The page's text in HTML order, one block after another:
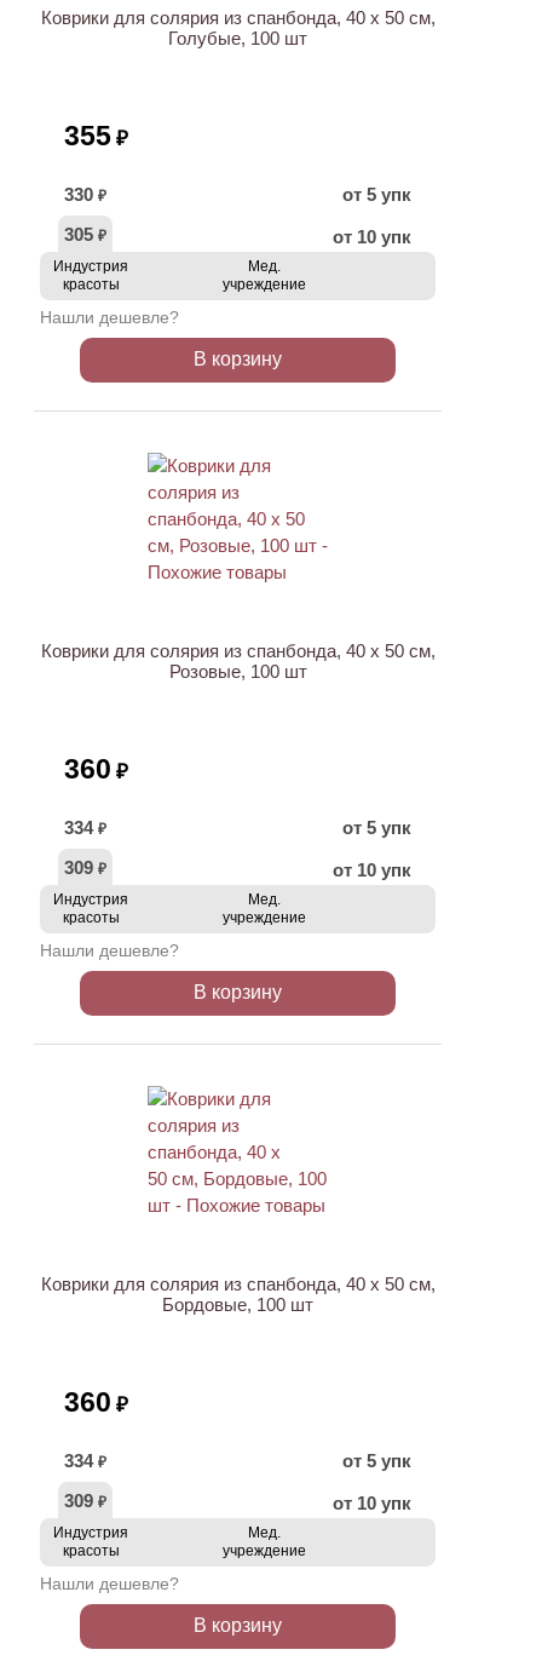
Коврики для солярия из спанбонда, 40 х 50 см,
Голубые, 100 шт
355 ₽
330 ₽
от 5 упк
305 ₽ от 10 упк
Индустрия
красоты
Мед.
учреждение
Нашли дешевле?
В корзину
Коврики для солярия из спанбонда, 40 х 50 см,
Розовые, 100 шт
360 ₽
334 ₽
от 5 упк
309 ₽ от 10 упк
Индустрия
красоты
Мед.
учреждение
Нашли дешевле?
В корзину
Коврики для солярия из спанбонда, 40 x 50 см,
Бордовые, 100 шт
360 ₽
334 ₽
от 5 упк
309 ₽ от 10 упк
Индустрия
красоты
Мед.
учреждение
Нашли дешевле?
В корзину